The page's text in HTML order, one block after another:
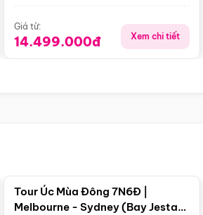
Giá từ:
14.499.000đ Xem chi tiết
Tour Úc Mùa Đông 7N6Đ |
Melbourne - Sydney (Bay Jestar